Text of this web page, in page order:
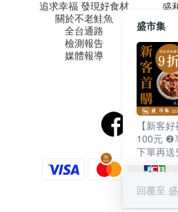
追求幸福 發現好食材
關於不老鮭魚
全台通路
檢測報告
媒體報導
盛
周
台
盛市集
【新客
100元 ❷
下單再
回覆至